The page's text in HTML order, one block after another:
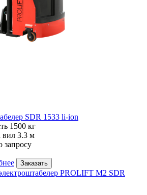
SDR 1533 li-ion
1500 кг
вил 3.3 м
запросу
Заказать